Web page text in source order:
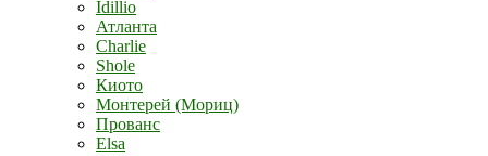
Idillio
Атланта
Charlie
Shole
Киото
Монтерей (Мориц)
Прованс
Elsa